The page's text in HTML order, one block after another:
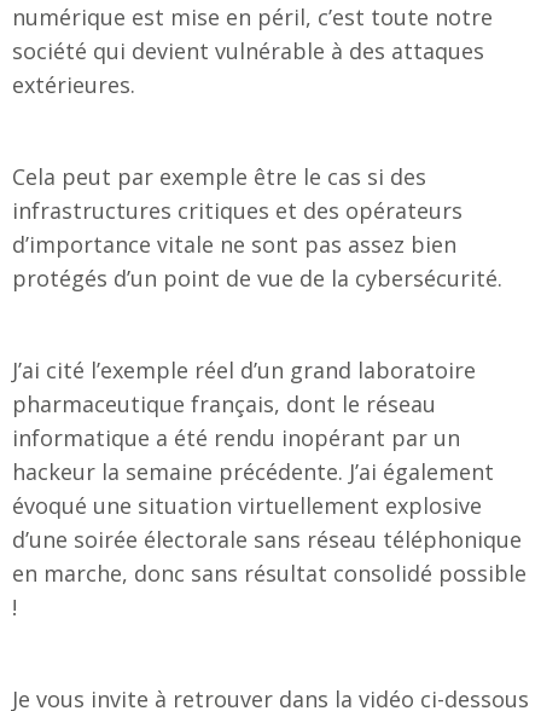
numérique est mise en péril, c’est toute notre
société qui devient vulnérable à des attaques
extérieures.
Cela peut par exemple être le cas si des
infrastructures critiques et des opérateurs
d’importance vitale ne sont pas assez bien
protégés d’un point de vue de la cybersécurité.
J’ai cité l’exemple réel d’un grand laboratoire
pharmaceutique français, dont le réseau
informatique a été rendu inopérant par un
hackeur la semaine précédente. J’ai également
évoqué une situation virtuellement explosive
d’une soirée électorale sans réseau téléphonique
en marche, donc sans résultat consolidé possible
!
Je vous invite à retrouver dans la vidéo ci-dessous